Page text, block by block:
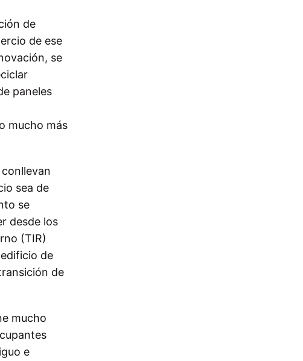
de
de ese
se
paneles
mucho más
sea de
se
desde los
(TIR)
de
de
mucho
e